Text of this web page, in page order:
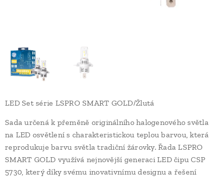
LED Set série LSPRO SMART GOLD/Žlutá
Sada určená k přeměně originálního halogenového světla
na LED osvětlení s charakteristickou teplou barvou, která
reprodukuje barvu světla tradiční žárovky. Řada LSPRO
SMART GOLD využívá nejnovější generaci LED čipu CSP
5730, který díky svému inovativnímu designu a řešení